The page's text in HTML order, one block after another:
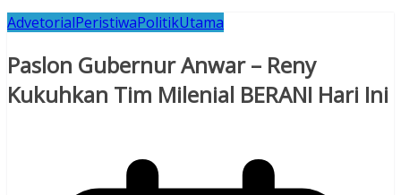
AdvetorialPeristiwaPolitikUtama
Paslon Gubernur Anwar – Reny
Kukuhkan Tim Milenial BERANI Hari Ini